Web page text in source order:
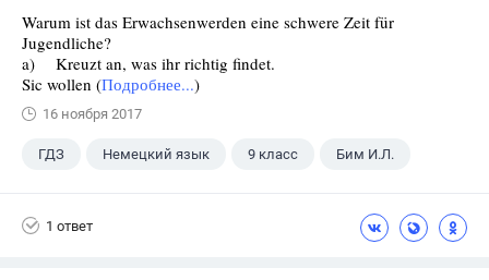
Warum ist das Erwachsenwerden eine schwere Zeit für
Jugendliche?
a) Kreuzt an, was ihr richtig findet.
Sic wollen (Подробнее...)
16 ноября 2017
ГДЗ Немецкий язык 9 класс Бим И.Л.
1 ответ